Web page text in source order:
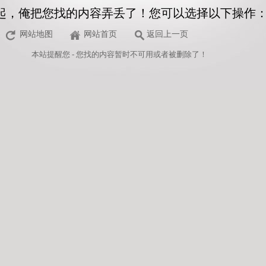
，俺把您找的内容弄丢了！您可以选择以下操作
网站地图 网站首页 返回上一页
本站提醒您 - 您找的内容暂时不可用或者被删除了！